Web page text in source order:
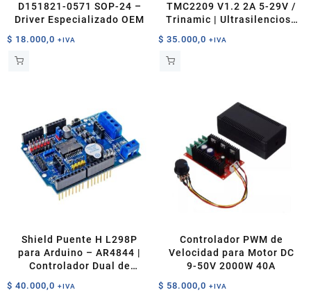
producto
D151821-0571 SOP-24 –
Driver Especializado OEM
$ 18.000,0 +IVA
TMC2209 V1.2 2A 5-29V /
Trinamic | Ultrasilencioso
$ 35.000,0 +IVA
Shield Puente H L298P
para Arduino – AR4844 |
Controlador Dual de
$ 40.000,0 +IVA
Controlador PWM de
Velocidad para Motor DC
9-50V 2000W 40A
$ 58.000,0 +IVA